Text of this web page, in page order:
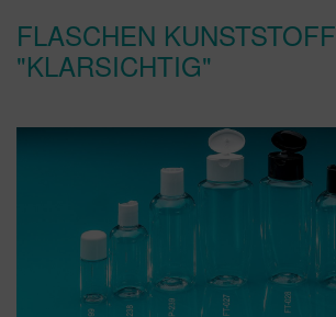
FLASCHEN KUNSTSTOFF
"KLARSICHTIG"